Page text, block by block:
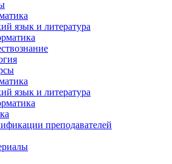
язык и литература
язык и литература
преподавателей